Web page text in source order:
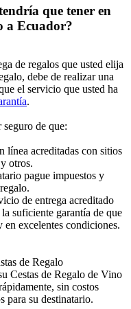
que tener en
a Ecuador?
de regalos que usted elija
debe de realizar una
el servicio que usted ha
.
seguro de que:
línea acreditadas con sitios
otros.
pague impuestos y
de entrega acreditado
suficiente garantía de que
excelentes condiciones.
de Regalo
Cestas de Regalo de Vino
sin costos
para su destinatario.